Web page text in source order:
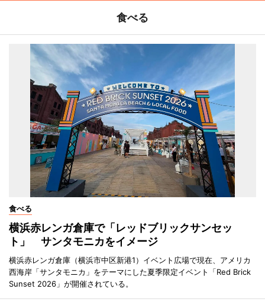
食べる
食べる
横浜赤レンガ倉庫で「レッドブリックサンセッ
ト」 サンタモニカをイメージ
横浜赤レンガ倉庫（横浜市中区新港1）イベント広場で現在、アメリカ
西海岸「サンタモニカ」をテーマにした夏季限定イベント「Red Brick
Sunset 2026」が開催されている。